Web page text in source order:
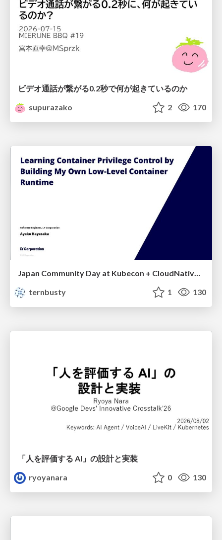
ビデオ通話が繋がる0.2秒で何が起きているのか
supurazako
2 170
Japan Community Day at Kubecon + CloudNativeCon Japan 2026: Learning Container Privilege Control by Building My Own Low-Level Container Runtime
ternbusty
1 130
「人を評価する AI」の 設計と実装
ryoyanara
0 130